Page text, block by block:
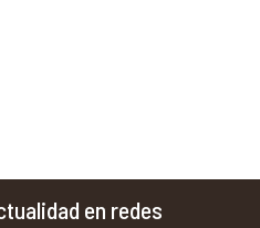
en redes